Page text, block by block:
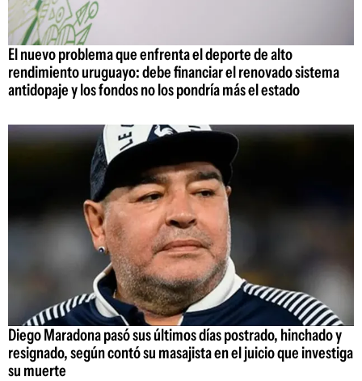
El nuevo problema que enfrenta el deporte de alto
rendimiento uruguayo: debe financiar el renovado sistema
antidopaje y los fondos no los pondría más el estado
Diego Maradona pasó sus últimos días postrado, hinchado y
resignado, según contó su masajista en el juicio que investiga
su muerte